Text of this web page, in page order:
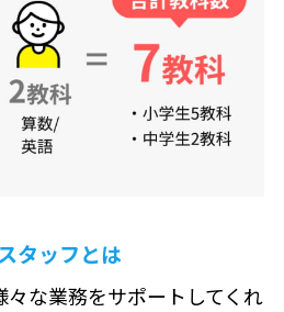
タッフとは
な業務をサポートしてくれ